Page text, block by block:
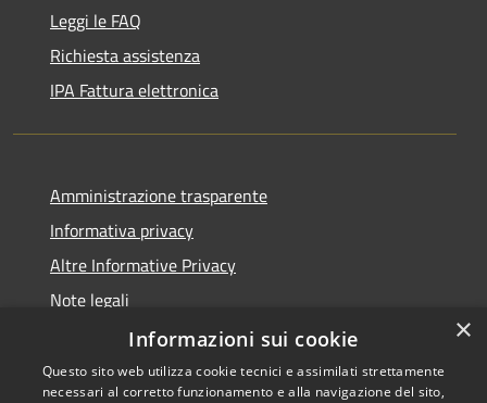
Leggi le FAQ
Richiesta assistenza
IPA Fattura elettronica
Amministrazione trasparente
Informativa privacy
Altre Informative Privacy
Note legali
Dichiarazione di accessibilità
×
Informazioni sui cookie
Questo sito web utilizza cookie tecnici e assimilati strettamente
necessari al corretto funzionamento e alla navigazione del sito,